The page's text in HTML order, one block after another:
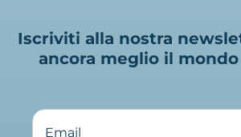
Iscriviti alla nostra
ancora meglio il mondo